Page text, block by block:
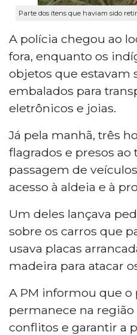
Parte dos ítens que haviam sido
A polícia chegou ao
fora, enquanto os
objetos que estavam
embalados para
eletrônicos e joias.
Já pela manhã, três
flagrados e presos
passagem de
acesso à aldeia e à
Um deles lançava
sobre os carros que
usava placas
madeira para atacar
A PM informou que
permanece na região
conflitos e garantir a